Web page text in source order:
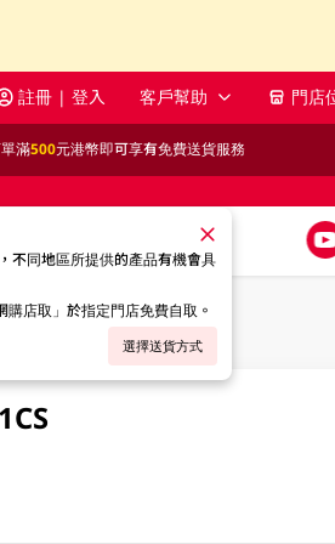
註冊 | 登入 客戶幫助 門店
滿500元港幣即可享有免費送貨服務
不同地區所提供的產品有機會具
店取」於指定門店免費自取。
選擇送貨方式